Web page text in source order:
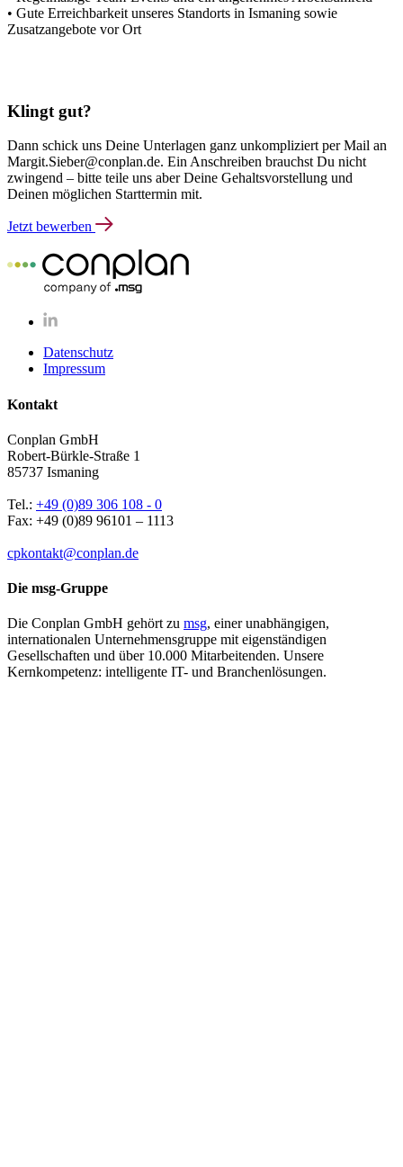
• Gute Erreichbarkeit unseres Standorts in Ismaning sowie
Zusatzangebote vor Ort
Klingt gut?
Dann schick uns Deine Unterlagen ganz unkompliziert per Mail an
Margit.Sieber@conplan.de. Ein Anschreiben brauchst Du nicht
zwingend – bitte teile uns aber Deine Gehaltsvorstellung und
Deinen möglichen Starttermin mit.
Jetzt bewerben
Datenschutz
Impressum
Kontakt
Conplan GmbH
Robert-​Bürkle-Straße 1
85737 Ismaning
Tel.: +49 (0)89 306 108 - 0
Fax: +49 (0)89 96101 – 1113
cpkontakt@conplan.de
Die msg-​Gruppe
Die Conplan GmbH gehört zu msg, einer unabhängigen,
internationalen Unternehmensgruppe mit eigenständigen
Gesellschaften und über 10.000 Mitarbeitenden. Unsere
Kernkompetenz: intelligente IT- und Branchenlösungen.